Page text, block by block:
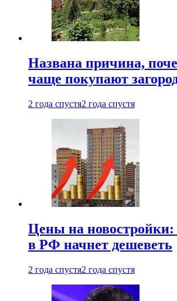
Названа причина,
чаще покупают
2 года спустя2 года спустя
Цены на новостройки:
в РФ начнет дешеветь
2 года спустя2 года спустя